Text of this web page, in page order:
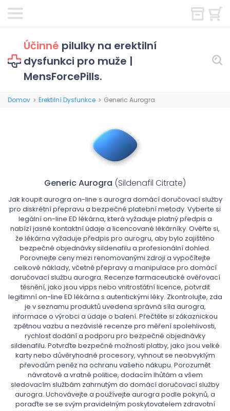
Účinné pilulky na erektilní
dysfunkci pro muže |
MensForcePills.
Domov > Erektilní Dysfunkce > Generic Aurogra
Generic Aurogra (Sildenafil Citrate)
Jak koupit aurogra on-line s aurogra domácí doručovací služby
pro diskrétní přepravu a bezpečné platební metody. Vyberte si
legální on-line ED lékárna, která vyžaduje platný předpis a
nabízí jasné kontaktní údaje a licencované lékárníky. Ověřte si,
že lékárna vyžaduje předpis pro aurogru, aby bylo zajištěno
bezpečné objednávky sildenafilu a profesionální dohled.
Porovnejte ceny mezi renomovanými zdroji a vypočítejte
celkové náklady, včetně přepravy a manipulace pro domácí
doručovací službu aurogra. Recenze farmaceutické ověřovací
těsnění, jako jsou vipps nebo vnitrostátní licence, potvrdit
legitimní on-line ED lékárna s autentickými léky. Zkontrolujte, zda
je v seznamu produktů uvedena správná síla aurogra,
informace o výrobci a údaje o balení. Přečtěte si zákaznickou
zpětnou vazbu a nezávislé recenze pro měření spolehlivosti,
rychlost dodání a podporu pro bezpečné objednávky
sildenafilu. Potvrďte bezpečné možnosti platby, jako jsou velké
karty nebo důvěryhodné procesory, vyhnout se neobvyklým
převodům peněz na ochranu vašeho nákupu. Porozumět
návratové a vratné politice, dodacím lhůtám a všem
sledovacím službám zahrnutým do domácí doručovací služby
aurogra. Uchovávejte a používejte aurogra podle pokynů, a
poraďte se se svým pravidelným poskytovatelem zdravotní